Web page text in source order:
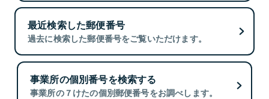
最近検索した郵便番号
過去に検索した郵便番号をご覧いただけます。
事業所の個別番号を検索する
事業所の７けたの個別郵便番号をお調べします。